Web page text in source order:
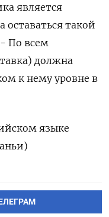
является
такой
- По всем
должна
к нему уровне в
языке